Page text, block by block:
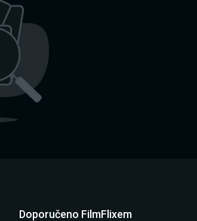
Doporučeno FilmFlixem